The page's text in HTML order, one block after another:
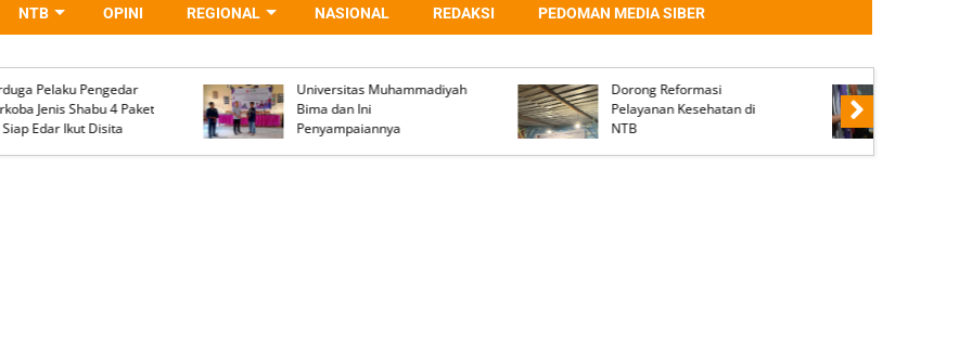
NTB OPINI REGIONAL NASIONAL REDAKSI PEDOMAN MEDIA SIBER
Dialog GAKADA BIDOM
Dorong Reformasi
Pelayanan Kesehatan di
NTB
Desa Bolo, Unit Inafis
Satreskrim Polres Bima
Kabupaten Lakukan Olah
TKP dan ini Kronologisnya
Polres Dompu Limpahkan
ABH Perkara Penganiayaan